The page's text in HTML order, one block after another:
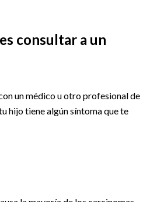
consultar a un
un médico u otro profesional de
hijo tiene algún síntoma que te